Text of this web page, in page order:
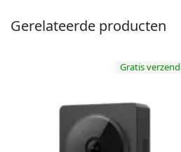
Gerelateerde producten
Gratis